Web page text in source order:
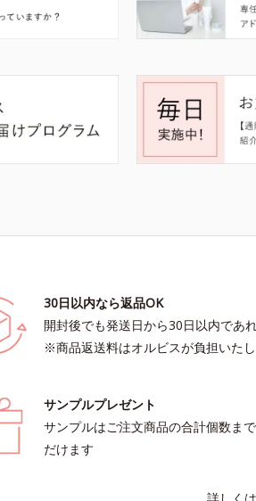
30日以内なら返品OK
開封後でも発送日から30日以内であ
※商品返送料はオルビスが負担いた
サンプルプレゼント
サンプルはご注文商品の合計個数ま
だけます